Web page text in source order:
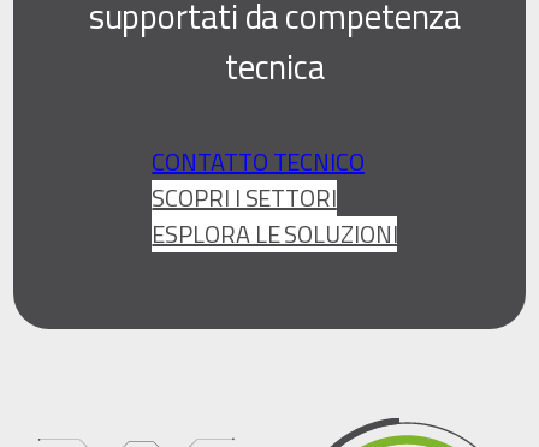
supportati da competenza
tecnica
CONTATTO TECNICO
SCOPRI I SETTORI
ESPLORA LE SOLUZIONI